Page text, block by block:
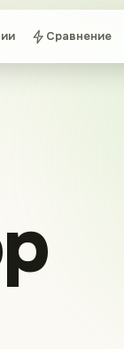
Сравнение